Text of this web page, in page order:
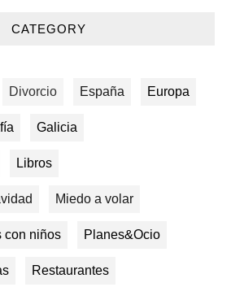
CATEGORY
Divorcio España Europa
Galicia
Libros
Miedo a volar
con niños Planes&Ocio
Restaurantes